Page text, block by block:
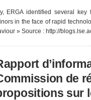
ERGA identified several key
in the face of rapid
» Source : http://
de
sur